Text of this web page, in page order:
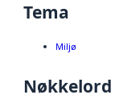
Tema
Miljø
Nøkkelord